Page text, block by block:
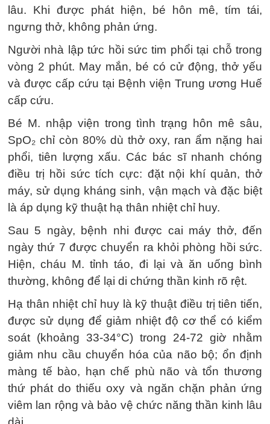
lâu. Khi được phát hiện, bé hôn mê, tím tái,
ngưng thở, không phản ứng.
Người nhà lập tức hồi sức tim phổi tại chỗ trong
vòng 2 phút. May mắn, bé có cử động, thở yếu
và được cấp cứu tại Bệnh viện Trung ương Huế
cấp cứu.
Bé M. nhập viện trong tình trạng hôn mê sâu,
SpO₂ chỉ còn 80% dù thở oxy, ran ẩm nặng hai
phổi, tiên lượng xấu. Các bác sĩ nhanh chóng
điều trị hồi sức tích cực: đặt nội khí quản, thở
máy, sử dụng kháng sinh, vận mạch và đặc biệt
là áp dụng kỹ thuật hạ thân nhiệt chỉ huy.
Sau 5 ngày, bệnh nhi được cai máy thở, đến
ngày thứ 7 được chuyển ra khỏi phòng hồi sức.
Hiện, cháu M. tỉnh táo, đi lại và ăn uống bình
thường, không để lại di chứng thần kinh rõ rệt.
Hạ thân nhiệt chỉ huy là kỹ thuật điều trị tiên tiến,
được sử dụng để giảm nhiệt độ cơ thể có kiểm
soát (khoảng 33-34°C) trong 24-72 giờ nhằm
giảm nhu cầu chuyển hóa của não bộ; ổn định
màng tế bào, hạn chế phù não và tổn thương
thứ phát do thiếu oxy và ngăn chặn phản ứng
viêm lan rộng và bảo vệ chức năng thần kinh lâu